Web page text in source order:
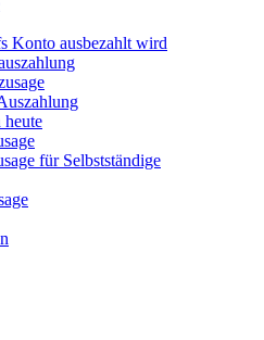
Konto ausbezahlt wird
für Selbstständige